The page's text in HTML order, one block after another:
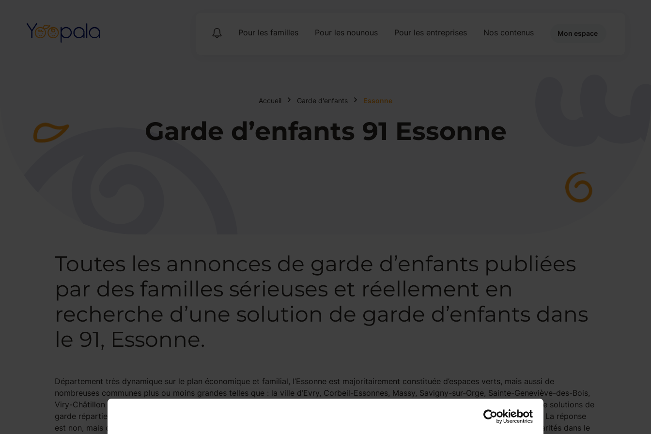
Pour les familles Pour les nounous Pour les entreprises Nos contenus Mon espace
Accueil Garde d'enfants Essonne
Garde d’enfants 91 Essonne
Toutes les annonces de garde d’enfants publiées
par des familles sérieuses et réellement en
recherche d’une solution de garde d’enfants dans
le 91, Essonne.
Département très dynamique sur le plan économique et familial, l’Essonne est majoritairement constituée d’espaces verts, mais aussi de
nombreuses communes plus ou moins grandes telles que : la ville d’Evry, Corbeil-Essonnes, Massy, Savigny-sur-Orge, Sainte-Geneviève-des-Bois,
Viry-Châtillon ou encore Yerres. Les emplois de garde d’enfants sont très fréquents car ils viennent compléter un panel assez large de solutions de
garde réparties sur l’ensemble du département. A la question « est-ce compliqué de trouver un job de garde d’enfants dans le 91 ? ». La réponse
est non, mais certaines nuances doivent être observées afin de ne pas être déçu des offres proposées. En effet, il y a de fortes disparités dans le